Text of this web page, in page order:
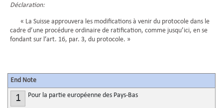
Déclaration:
« La Suisse approuvera les modifications à venir du protocole dans le
cadre d’une procédure ordinaire de ratification, comme jusqu’ici, en se
fondant sur l’art. 16, par. 3, du protocole. »
End Note
1 Pour la partie européenne des Pays-Bas